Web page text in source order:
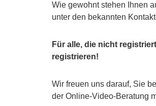
Wie gewohnt stehen Ihnen
unter den bekannten
Für alle, die nicht
registrieren!
Wir freuen uns darauf, Sie
der Online-Video-Beratung